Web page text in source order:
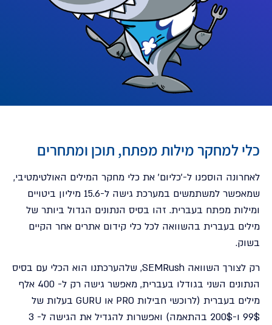
כלי למחקר מילות מפתח, תוכן ומתחרים
לאחרונה הוספנו ל-'כליום' את כלי מחקר המילים האולטימטיבי,
שמאפשר למשתמשים במערכת גישה ל-15.6 מיליון ביטויים
ומילות מפתח בעברית. זהו בסיס הנתונים הגדול ביותר של
מילים בעברית בהשוואה לכל כלי קידום אתרים אחר הקיים
בשוק.
רק לצורך השוואה SEMRush, שלהערכתנו הוא הכלי עם בסיס
הנתונים השני בגודלו בעברית, מאפשר גישה רק ל- 400 אלף
מילים בעברית (לרוכשי חבילות PRO או GURU בעלות של
99$ ו-200$ בהתאמה) ואפשרות להגדיל את הגישה ל- 3